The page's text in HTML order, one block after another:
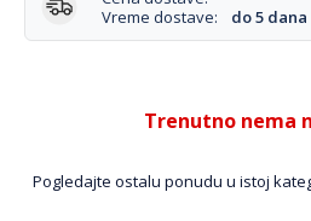
Vreme dostave:
do 5 dana
Trenutno nema
Pogledajte ostalu ponudu u istoj